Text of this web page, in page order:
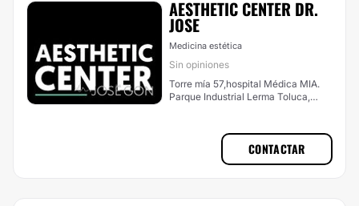
AESTHETIC CENTER DR.
JOSE
Medicina estética
Sin opiniones
Torre mía 57,hospital Médica MIA.
Parque Industrial Lerma Toluca,
CONTACTAR